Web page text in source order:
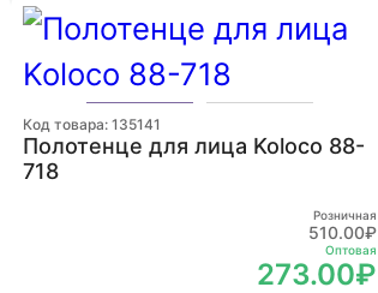
Код товара: 135141
Полотенце для лица Koloco 88-
718
Оптовая
273.00₽
Розничная
510.00₽